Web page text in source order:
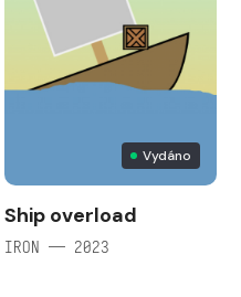
Vydáno
Ship overload
IRON — 2023